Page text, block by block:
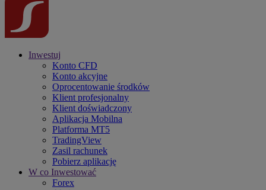
Inwestuj
Konto CFD
Konto akcyjne
Oprocentowanie środków
Klient profesjonalny
Klient doświadczony
Aplikacja Mobilna
Platforma MT5
TradingView
Zasil rachunek
Pobierz aplikację
W co Inwestować
Forex